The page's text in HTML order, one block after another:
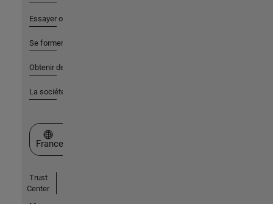
Essayer ou acheter
Se former
Obtenir de l'aide
La société
Sélectionner un site web
France
Trust
Center